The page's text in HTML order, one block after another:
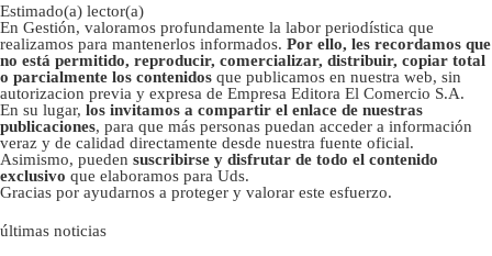
Estimado(a) lector(a)
En Gestión, valoramos profundamente la labor periodística que
realizamos para mantenerlos informados. Por ello, les recordamos que
no está permitido, reproducir, comercializar, distribuir, copiar total
o parcialmente los contenidos que publicamos en nuestra web, sin
autorizacion previa y expresa de Empresa Editora El Comercio S.A.
En su lugar, los invitamos a compartir el enlace de nuestras
publicaciones, para que más personas puedan acceder a información
veraz y de calidad directamente desde nuestra fuente oficial.
Asimismo, pueden suscribirse y disfrutar de todo el contenido
exclusivo que elaboramos para Uds.
Gracias por ayudarnos a proteger y valorar este esfuerzo.
últimas noticias